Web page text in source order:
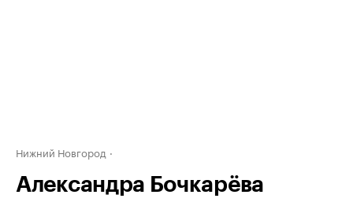
Нижний Новгород
Александра Бочкарёва